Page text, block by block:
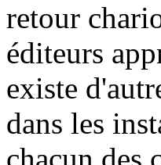
retour
éditeurs
existe
dans les
chacun des